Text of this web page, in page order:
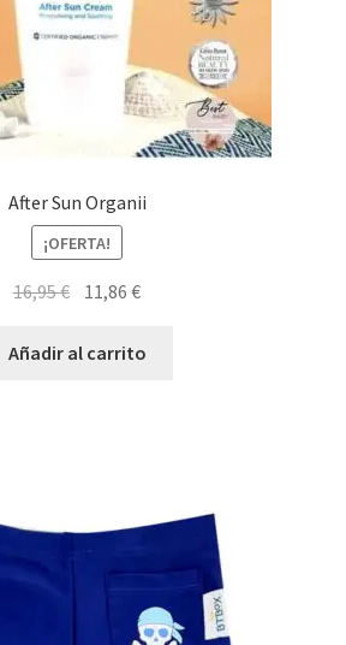
After Sun Organii
¡OFERTA!
16,95€ El
original
11,86€El
actual
Añadir al carrito